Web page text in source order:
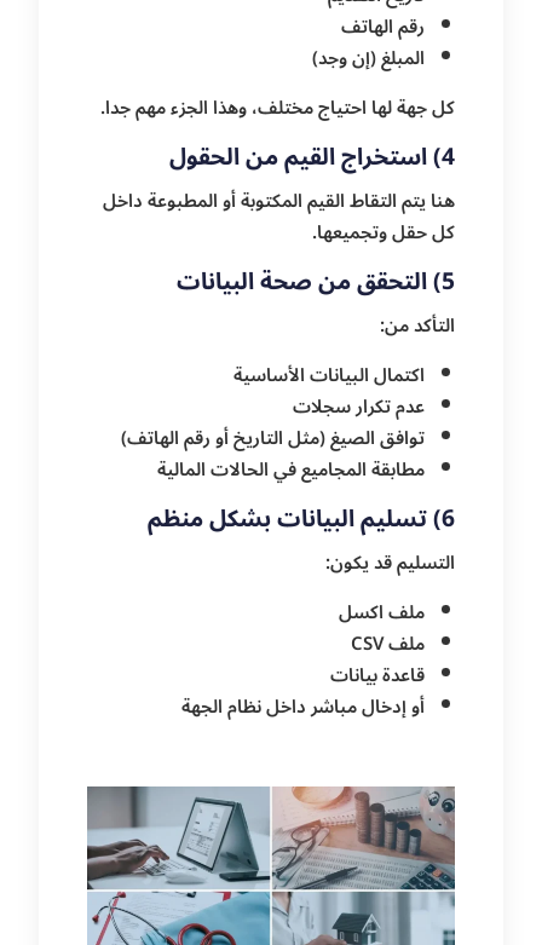
رقم الهاتف
المبلغ (إن وجد)
كل جهة لها احتياج مختلف، وهذا الجزء مهم جدا.
4) استخراج القيم من الحقول
هنا يتم التقاط القيم المكتوبة أو المطبوعة داخل
كل حقل وتجميعها.
5) التحقق من صحة البيانات
التأكد من:
اكتمال البيانات الأساسية
عدم تكرار سجلات
توافق الصيغ (مثل التاريخ أو رقم الهاتف)
مطابقة المجاميع في الحالات المالية
6) تسليم البيانات بشكل منظم
التسليم قد يكون:
ملف اكسل
ملف CSV
قاعدة بيانات
أو إدخال مباشر داخل نظام الجهة